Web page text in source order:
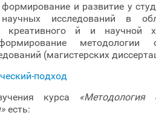
и развитие у
исследований в
креативного й и научной
методологии
(магистерских
курса
«Методология
есть: